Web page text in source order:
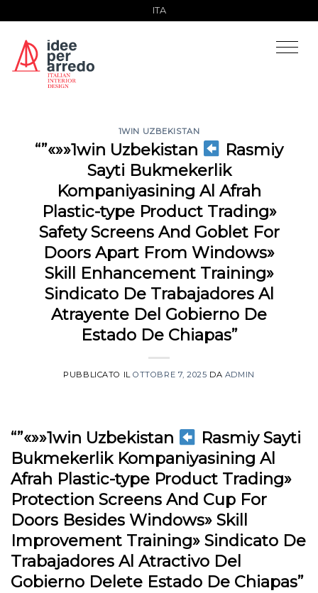
contenuti
ITA
1WIN UZBEKISTAN
“”«»»1win Uzbekistan
Rasmiy
Sayti Bukmekerlik
Kompaniyasining Al Afrah
Plastic-type Product Trading»
Safety Screens And Goblet For
Doors Apart From Windows»
Skill Enhancement Training»
Sindicato De Trabajadores Al
Atrayente Del Gobierno De
Estado De Chiapas”
PUBBLICATO ILOTTOBRE 7, 2025 DA ADMIN
“”«»»1win Uzbekistan
Rasmiy Sayti
Bukmekerlik Kompaniyasining Al
Afrah Plastic-type Product Trading»
Protection Screens And Cup For
Doors Besides Windows» Skill
Improvement Training» Sindicato De
Trabajadores Al Atractivo Del
Gobierno Delete Estado De Chiapas”